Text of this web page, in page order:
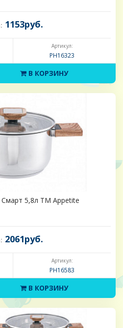
1153руб.
Артикул:
PH16323
В КОРЗИНУ
5,8л ТМ Appetite
2061руб.
Артикул:
PH16583
В КОРЗИНУ